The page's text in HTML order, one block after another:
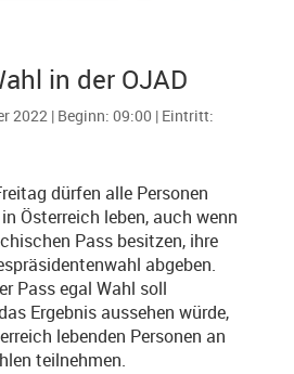
in der OJAD
2022 | Beginn: 09:00 | Eintritt:
dürfen alle Personen
Österreich leben, auch wenn
Pass besitzen, ihre
abgeben.
Pass egal Wahl soll
Ergebnis aussehen würde,
lebenden Personen an
teilnehmen.